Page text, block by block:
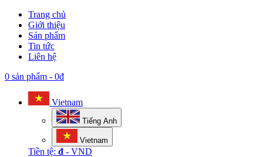
Trang chủ
Giới thiệu
Sản phẩm
Tin tức
Liên hệ
0 sản phẩm - 0đ
Vietnam
Tiếng Anh
Vietnam
Tiền tệ: đ - VND